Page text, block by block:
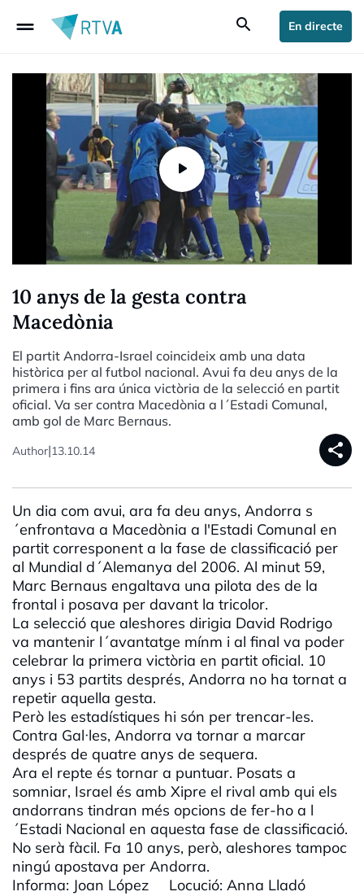
drag_handle search En directe
10 anys de la gesta contra
Macedònia
El partit Andorra-Israel coincideix amb una data
històrica per al futbol nacional. Avui fa deu anys de la
primera i fins ara única victòria de la selecció en partit
oficial. Va ser contra Macedònia a l´Estadi Comunal,
amb gol de Marc Bernaus.
Author|13.10.14 share
Un dia com avui, ara fa deu anys, Andorra s
´enfrontava a Macedònia a l'Estadi Comunal en
partit corresponent a la fase de classificació per
al Mundial d´Alemanya del 2006. Al minut 59,
Marc Bernaus engaltava una pilota des de la
frontal i posava per davant la tricolor.
La selecció que aleshores dirigia David Rodrigo
va mantenir l´avantatge mínm i al final va poder
celebrar la primera victòria en partit oficial. 10
anys i 53 partits després, Andorra no ha tornat a
repetir aquella gesta.
Però les estadístiques hi són per trencar-les.
Contra Gal·les, Andorra va tornar a marcar
després de quatre anys de sequera.
Ara el repte és tornar a puntuar. Posats a
somniar, Israel és amb Xipre el rival amb qui els
andorrans tindran més opcions de fer-ho a l
´Estadi Nacional en aquesta fase de classificació.
No serà fàcil. Fa 10 anys, però, aleshores tampoc
ningú apostava per Andorra.
Informa: Joan López Locució: Anna Lladó